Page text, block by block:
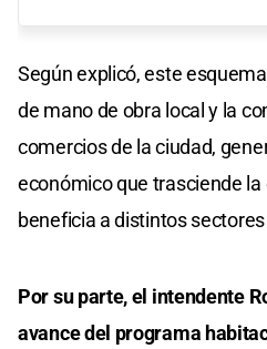
Según explicó, este
de mano de obra local y la
comercios de la ciudad,
económico que trasciende
beneficia a distintos
Por su parte, el intendente
avance del programa